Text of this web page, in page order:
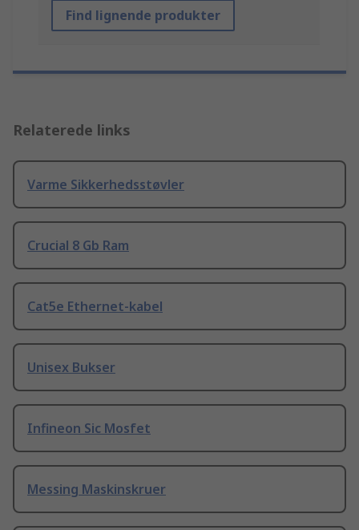
Find lignende produkter
Relaterede links
Varme Sikkerhedsstøvler
Crucial 8 Gb Ram
Cat5e Ethernet-kabel
Unisex Bukser
Infineon Sic Mosfet
Messing Maskinskruer